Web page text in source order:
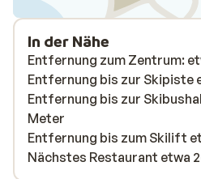
In der Nähe
Entfernung zum Zentrum:
Entfernung bis zur Skipiste
Entfernung bis zur
Meter
Entfernung bis zum Skilift
Nächstes Restaurant etwa